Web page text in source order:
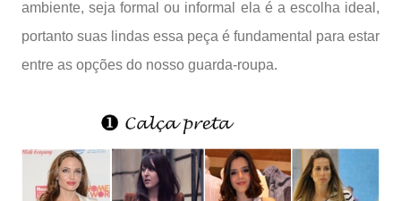
ambiente, seja formal ou informal ela é a escolha ideal,
portanto suas lindas essa peça é fundamental para estar
entre as opções do nosso guarda-roupa.